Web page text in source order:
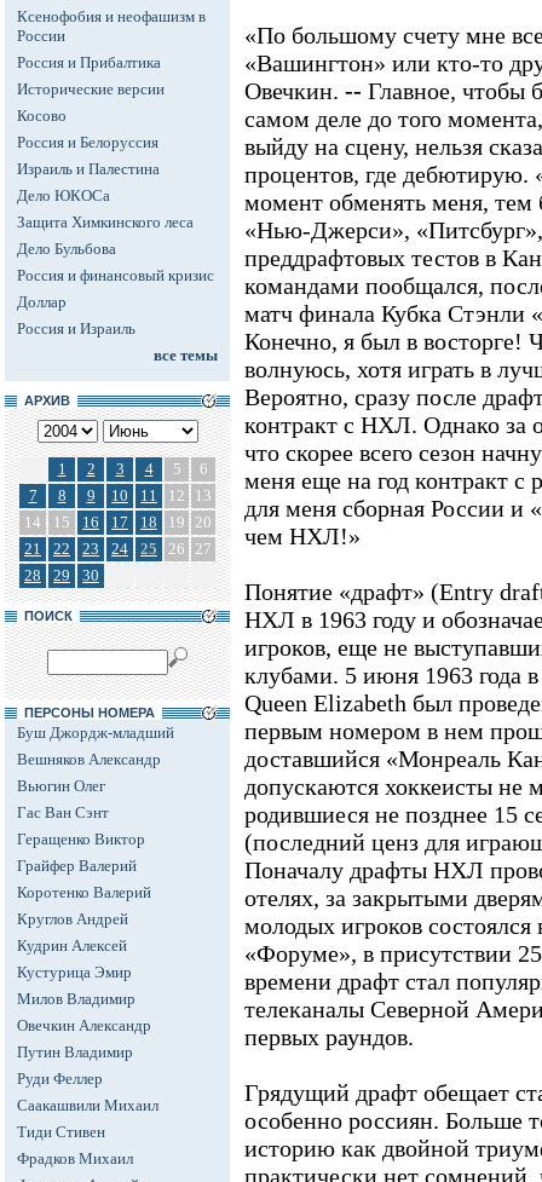
Ксенофобия и неофашизм в
России
Россия и Прибалтика
Исторические версии
Косово
Россия и Белоруссия
Израиль и Палестина
Дело ЮКОСа
Защита Химкинского леса
Дело Бульбова
Россия и финансовый кризис
Доллар
Россия и Израиль
все темы
АРХИВ
1 2 3 4 5
6
7
8 9 10 11 12
13
14
15 16 17 18 19 20
21
22 23 24 25 26 27
28
29 30
ПОИСК
ПЕРСОНЫ НОМЕРА
Буш Джордж-младший
Вешняков Александр
Вьюгин Олег
Гас Ван Сэнт
Геращенко Виктор
Грайфер Валерий
Коротенко Валерий
Круглов Андрей
Кудрин Алексей
Кустурица Эмир
Милов Владимир
Овечкин Александр
Путин Владимир
Руди Феллер
Саакашвили Михаил
Тиди Стивен
Фрадков Михаил
«По большому счету мне
«Вашингтон» или кто-то
Овечкин. -- Главное, чтобы
самом деле до того
выйду на сцену, нельзя
процентов, где
момент обменять меня,
«Нью-Джерси»,
преддрафтовых тестов в
командами пообщался,
матч финала Кубка Стэнли
Конечно, я был в восторге!
волнуюсь, хотя играть в
Вероятно, сразу после
контракт с НХЛ. Однако за
что скорее всего сезон
меня еще на год контракт с
для меня сборная России
чем НХЛ!»
Понятие «драфт» (Entry
НХЛ в 1963 году и
игроков, еще не
клубами. 5 июня 1963 года
Queen Elizabeth был
первым номером в нем
доставшийся «Монреаль
допускаются хоккеисты не
родившиеся не позднее 15
(последний ценз для
Поначалу драфты НХЛ
отелях, за закрытыми
молодых игроков
«Форуме», в присутствии
времени драфт стал
телеканалы Северной
первых раундов.
Грядущий драфт обещает
особенно россиян. Больше
историю как двойной
практически нет сомнений,